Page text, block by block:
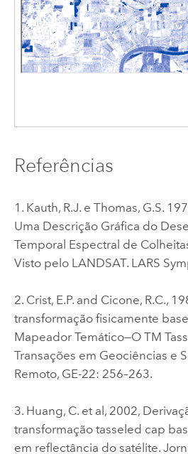
Referências
1. Kauth, R.J. e Thomas, G.S.
Uma Descrição Gráfica do
Temporal Espectral de
Visto pelo LANDSAT. LARS
2. Crist, E.P. and Cicone, R.C.,
transformação fisicamente
Mapeador Temático—O TM
Transações em Geociências e
Remoto, GE-22: 256–263.
3. Huang, C. et al, 2002,
transformação tasseled cap
em reflectância do satélite.